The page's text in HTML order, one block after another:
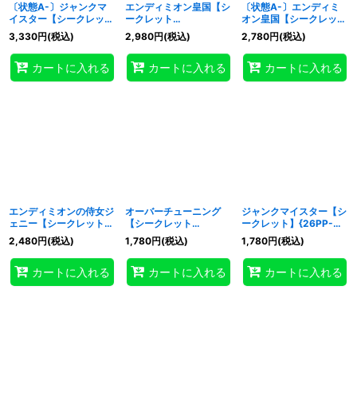
〔状態A-〕ジャンクマ
イスター【シークレット
SPECIALREDVer.】
{26PP-JP008}《モン
スター》
3,330円(税込)
カートに入れる
エンディミオン皇国【シ
ークレット
SPECIALREDVer.】
{26PP-JP019}《魔法》
2,980円(税込)
カートに入れる
〔状態A-〕エンディミ
オン皇国【シークレット
SPECIALREDVer.】
{26PP-JP019}《魔法》
2,780円(税込)
カートに入れる
エンディミオンの侍女ジ
ェニー【シークレット】
{26PP-JP018}《モンス
ター》
2,480円(税込)
カートに入れる
オーバーチューニング
【シークレット
SPECIALREDVer.】
{26PP-JP009}《魔
法》
1,780円(税込)
カートに入れる
ジャンクマイスター【シ
ークレット】{26PP-
JP008}《モンスター》
1,780円(税込)
カートに入れる